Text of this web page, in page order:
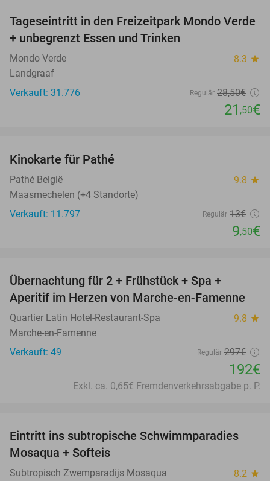
25%
Tageseintritt in den Freizeitpark Mondo Verde
+ unbegrenzt Essen und Trinken
Mondo Verde 8.3 star
Landgraaf
Verkauft: 31.776
Regulär 28,50€
21 ,50€
Kinokarte für Pathé
Pathé België 9.8 star
Maasmechelen (+4 Standorte)
Verkauft: 11.797
Regulär 13€
9,50€
Übernachtung für 2 + Frühstück + Spa +
Aperitif im Herzen von Marche-en-Famenne
Quartier Latin Hotel-Restaurant-Spa 9.8 star
Marche-en-Famenne
Verkauft: 49
Regulär 297€
192€
Exkl. ca. 0,65€ Fremdenverkehrsabgabe p. P.
25%
Eintritt ins subtropische Schwimmparadies
Mosaqua + Softeis
Subtropisch Zwemparadijs Mosaqua 8.2 star